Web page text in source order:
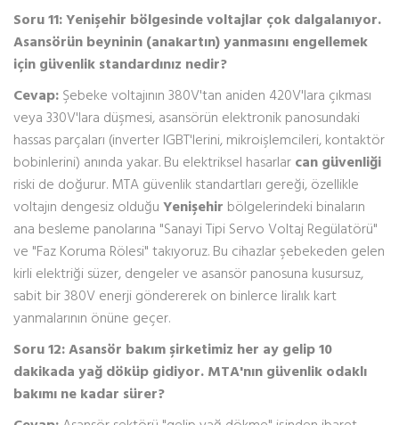
Soru 11: Yenişehir bölgesinde voltajlar çok dalgalanıyor.
Asansörün beyninin (anakartın) yanmasını engellemek
için güvenlik standardınız nedir?
Cevap: Şebeke voltajının 380V'tan aniden 420V'lara çıkması
veya 330V'lara düşmesi, asansörün elektronik panosundaki
hassas parçaları (inverter IGBT'lerini, mikroişlemcileri, kontaktör
bobinlerini) anında yakar. Bu elektriksel hasarlar can güvenliği
riski de doğurur. MTA güvenlik standartları gereği, özellikle
voltajın dengesiz olduğu Yenişehir bölgelerindeki binaların
ana besleme panolarına "Sanayi Tipi Servo Voltaj Regülatörü"
ve "Faz Koruma Rölesi" takıyoruz. Bu cihazlar şebekeden gelen
kirli elektriği süzer, dengeler ve asansör panosuna kusursuz,
sabit bir 380V enerji göndererek on binlerce liralık kart
yanmalarının önüne geçer.
Soru 12: Asansör bakım şirketimiz her ay gelip 10
dakikada yağ döküp gidiyor. MTA'nın güvenlik odaklı
bakımı ne kadar sürer?